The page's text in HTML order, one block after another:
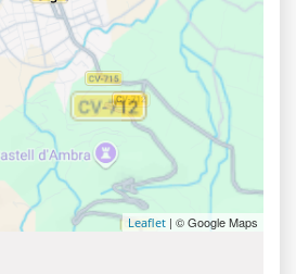
Leaflet | © Google Maps